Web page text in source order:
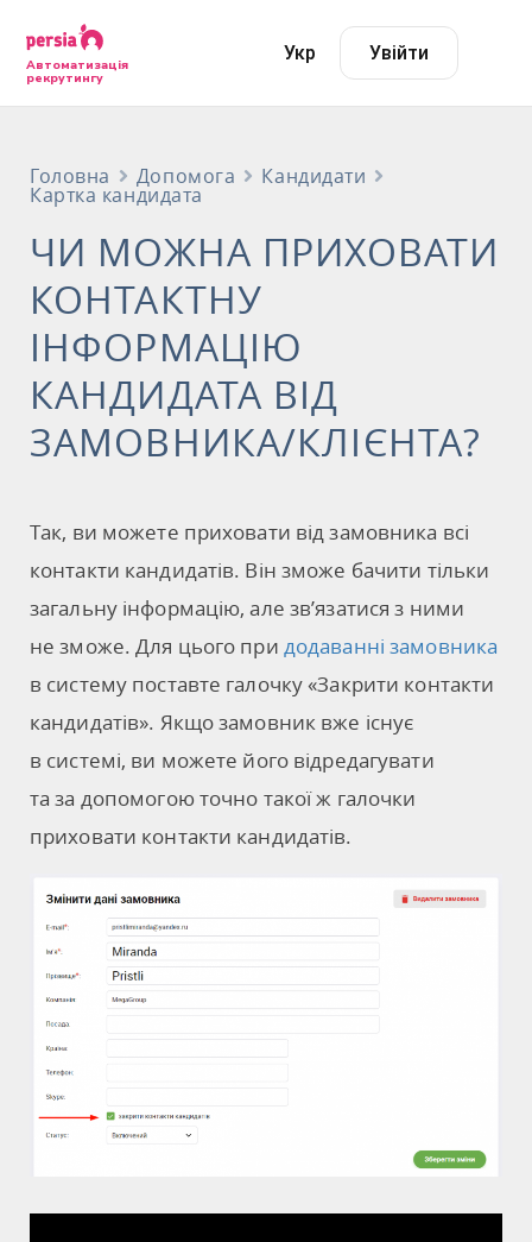
Автоматизація
рекрутингу
Укр Увійти
Головна Допомога Кандидати
Картка кандидата
ЧИ МОЖНА ПРИХОВАТИ
КОНТАКТНУ
ІНФОРМАЦІЮ
КАНДИДАТА ВІД
ЗАМОВНИКА/КЛІЄНТА?
Так, ви можете приховати від замовника всі
контакти кандидатів. Він зможе бачити тільки
загальну інформацію, але зв’язатися з ними
не зможе. Для цього при додаванні замовника
в систему поставте галочку «Закрити контакти
кандидатів». Якщо замовник вже існує
в системі, ви можете його відредагувати
та за допомогою точно такої ж галочки
приховати контакти кандидатів.